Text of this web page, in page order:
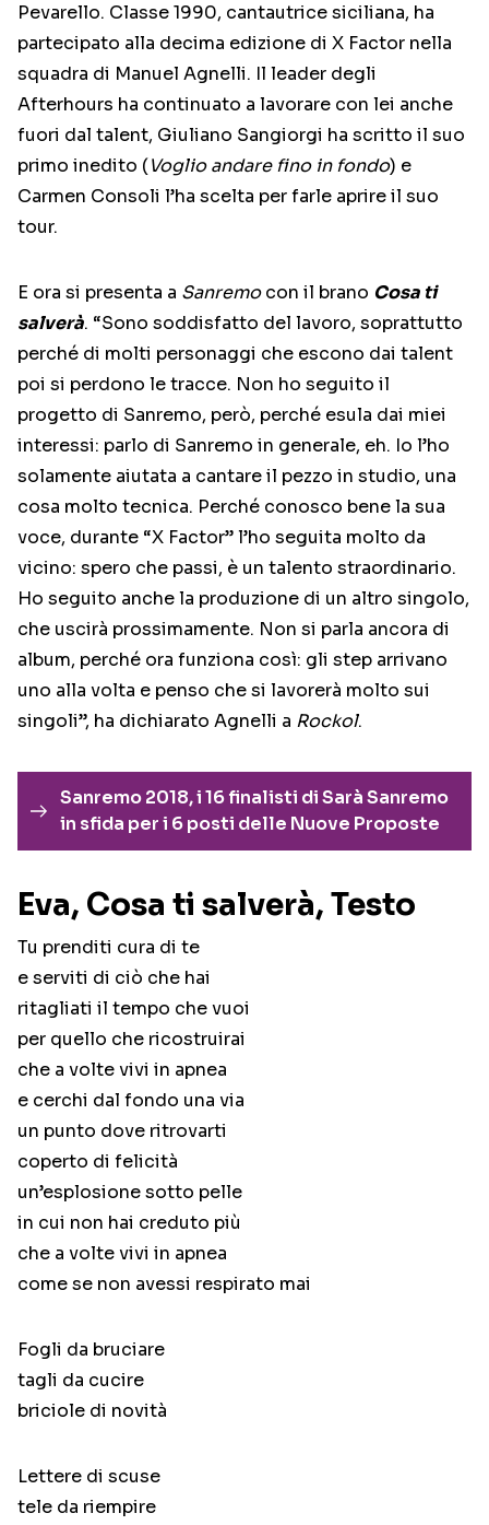
Pevarello. Classe 1990, cantautrice siciliana, ha
partecipato alla decima edizione di X Factor nella
squadra di Manuel Agnelli. Il leader degli
Afterhours ha continuato a lavorare con lei anche
fuori dal talent, Giuliano Sangiorgi ha scritto il suo
primo inedito (Voglio andare fino in fondo) e
Carmen Consoli l’ha scelta per farle aprire il suo
tour.
E ora si presenta a Sanremocon il brano Cosa ti
salverà. “Sono soddisfatto del lavoro, soprattutto
perché di molti personaggi che escono dai talent
poi si perdono le tracce. Non ho seguito il
progetto di Sanremo, però, perché esula dai miei
interessi: parlo di Sanremo in generale, eh. Io l’ho
solamente aiutata a cantare il pezzo in studio, una
cosa molto tecnica. Perché conosco bene la sua
voce, durante “X Factor” l’ho seguita molto da
vicino: spero che passi, è un talento straordinario.
Ho seguito anche la produzione di un altro singolo,
che uscirà prossimamente. Non si parla ancora di
album, perché ora funziona così: gli step arrivano
uno alla volta e penso che si lavorerà molto sui
singoli”, ha dichiarato Agnelli a Rockol.
Sanremo 2018, i 16 finalisti di Sarà Sanremo
in sfida per i 6 posti delle Nuove Proposte
Eva, Cosa ti salverà, Testo
Tu prenditi cura di te
e serviti di ciò che hai
ritagliati il tempo che vuoi
per quello che ricostruirai
che a volte vivi in apnea
e cerchi dal fondo una via
un punto dove ritrovarti
coperto di felicità
un’esplosione sotto pelle
in cui non hai creduto più
che a volte vivi in apnea
come se non avessi respirato mai
Fogli da bruciare
tagli da cucire
briciole di novità
Lettere di scuse
tele da riempire